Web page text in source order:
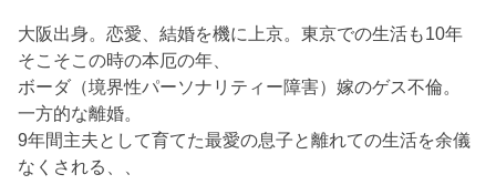
大阪出身。恋愛、結婚を機に上京。東京での生活も10年
そこそこの時の本厄の年、
ボーダ（境界性パーソナリティー障害）嫁のゲス不倫。
一方的な離婚。
9年間主夫として育てた最愛の息子と離れての生活を余儀
なくされる、、